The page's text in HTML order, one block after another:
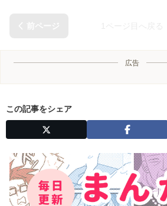
広告
この記事をシェア